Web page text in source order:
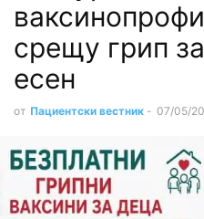
срещу грип
есен
от Пациентски вестник - 07/05/